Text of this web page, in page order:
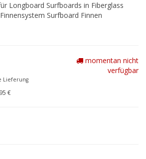
Longboard Surfboards in Fiberglass
Surfboard Finnen
Lieferung
€
momentan nicht
verfügbar